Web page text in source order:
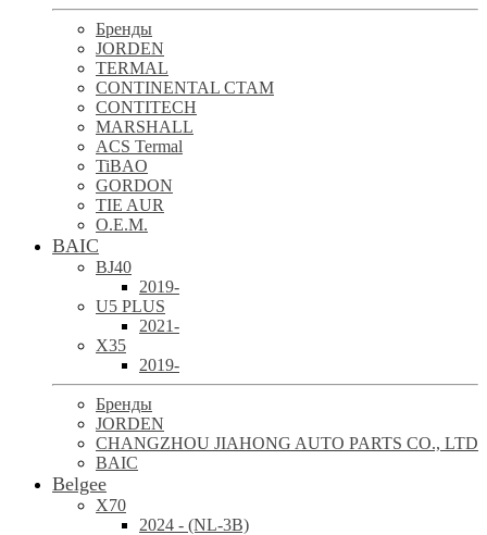
Бренды
JORDEN
TERMAL
CONTINENTAL CTAM
CONTITECH
MARSHALL
ACS Termal
TiBAO
GORDON
TIE AUR
O.E.M.
BAIC
BJ40
2019-
U5 PLUS
2021-
X35
2019-
Бренды
JORDEN
CHANGZHOU JIAHONG AUTO PARTS CO., LTD
BAIC
Belgee
X70
2024 - (NL-3B)